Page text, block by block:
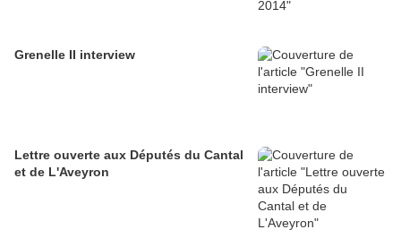
Grenelle II interview
Lettre ouverte aux Députés du Cantal
et de L'Aveyron